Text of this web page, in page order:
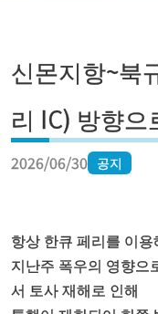
신몬지항~북
리 IC) 방향
2026/06/30 공지
항상 한큐 페리를 이
지난주 폭우의 영향으
서 토사 재해로 인해